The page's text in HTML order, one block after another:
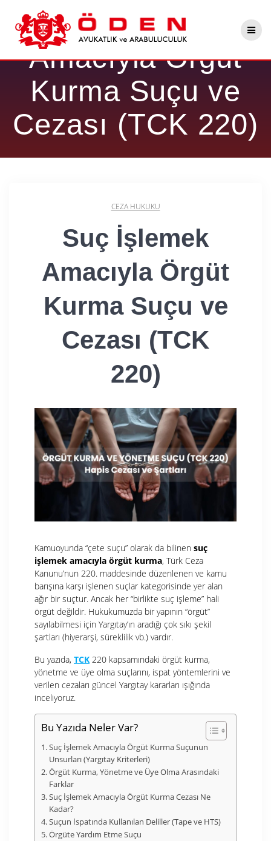
to
content
Suç İşlemek
Amacıyla Örgüt
Kurma Suçu ve
Cezası (TCK 220)
CEZA HUKUKU
Suç İşlemek
Amacıyla Örgüt
Kurma Suçu ve
Cezası (TCK
220)
Kamuoyunda “çete suçu” olarak da bilinen suç
işlemek amacıyla örgüt kurma, Türk Ceza
Kanunu’nun 220. maddesinde düzenlenen ve kamu
barışına karşı işlenen suçlar kategorisinde yer alan
ağır bir suçtur. Ancak her “birlikte suç işleme” hali
örgüt değildir. Hukukumuzda bir yapının “örgüt”
sayılabilmesi için Yargıtay’ın aradığı çok sıkı şekil
şartları (hiyerarşi, süreklilik vb.) vardır.
Bu yazıda, TCK 220 kapsamındaki örgüt kurma,
yönetme ve üye olma suçlarını, ispat yöntemlerini ve
verilen cezaları güncel Yargıtay kararları ışığında
inceliyoruz.
Bu Yazıda Neler Var?
Suç İşlemek Amacıyla Örgüt Kurma Suçunun
Unsurları (Yargıtay Kriterleri)
Örgüt Kurma, Yönetme ve Üye Olma Arasındaki
Farklar
Suç İşlemek Amacıyla Örgüt Kurma Cezası Ne
Kadar?
Suçun İspatında Kullanılan Deliller (Tape ve HTS)
Örgüte Yardım Etme Suçu